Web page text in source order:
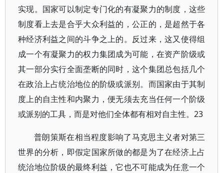
实现。国家可以制定专门化的有凝聚力的制度，这些
制度看上去是合乎大众利益的，公正的，是超然于各
种经济利益之间的斗争之上的。反过来，这又使得组
成一个有凝聚力的权力集团成为可能，在资产阶级或
其一部分实行全面垄断的同时，这个集团总包括几个
在政治上占统治地位的阶级或派别。而国家由于其制
度上的自主性和内聚力，便无须去充当任何一个阶级
或派别的工具，而是对他们全体都有相对自主性。23
普朗策斯在相当程度影响了马克思主义者对第三
世界的分析，即假定国家所做的都是为了在经济上占
统治地位阶级的最终利益，它也不可能成为任意一个